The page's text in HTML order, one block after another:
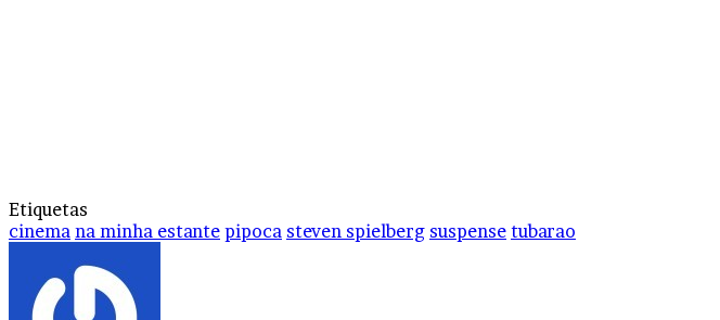
Etiquetas
cinema na minha estante pipoca steven spielberg suspense tubarao